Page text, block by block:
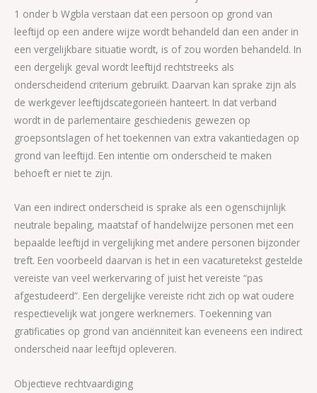
1 onder b Wgbla verstaan dat een persoon op grond van
leeftijd op een andere wijze wordt behandeld dan een ander in
een vergelijkbare situatie wordt, is of zou worden behandeld. In
een dergelijk geval wordt leeftijd rechtstreeks als
onderscheidend criterium gebruikt. Daarvan kan sprake zijn als
de werkgever leeftijdscategorieën hanteert. In dat verband
wordt in de parlementaire geschiedenis gewezen op
groepsontslagen of het toekennen van extra vakantiedagen op
grond van leeftijd. Een intentie om onderscheid te maken
behoeft er niet te zijn.
Van een indirect onderscheid is sprake als een ogenschijnlijk
neutrale bepaling, maatstaf of handelwijze personen met een
bepaalde leeftijd in vergelijking met andere personen bijzonder
treft. Een voorbeeld daarvan is het in een vacaturetekst gestelde
vereiste van veel werkervaring of juist het vereiste “pas
afgestudeerd”. Een dergelijke vereiste richt zich op wat oudere
respectievelijk wat jongere werknemers. Toekenning van
gratificaties op grond van anciënniteit kan eveneens een indirect
onderscheid naar leeftijd opleveren.
Objectieve rechtvaardiging